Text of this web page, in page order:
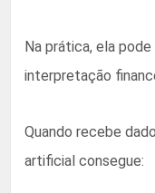
Na prática, ela
interpretação
Quando recebe
artificial consegue: